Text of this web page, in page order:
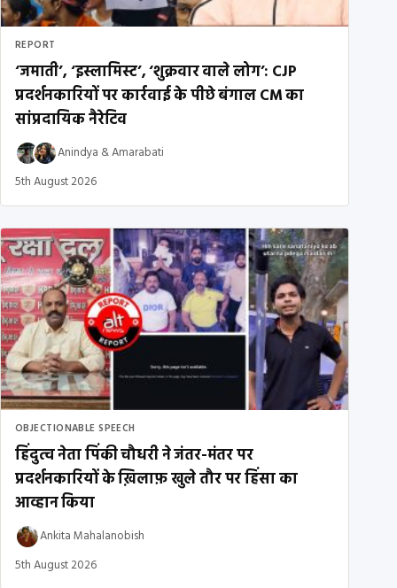
REPORT
‘जमाती’, ‘इस्लामिस्ट’, ‘शुक्रवार वाले लोग’: CJP
प्रदर्शनकारियों पर कार्रवाई के पीछे बंगाल CM का
सांप्रदायिक नैरेटिव
Anindya &Amarabati
5th August 2026
OBJECTIONABLE SPEECH
हिंदुत्व नेता पिंकी चौधरी ने जंतर-मंतर पर
प्रदर्शनकारियों के ख़िलाफ़ खुले तौर पर हिंसा का
आव्हान किया
Ankita Mahalanobish
5th August 2026